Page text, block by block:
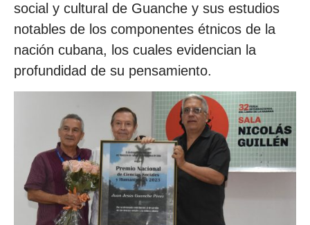
social y cultural de Guanche y sus estudios
notables de los componentes étnicos de la
nación cubana, los cuales evidencian la
profundidad de su pensamiento.